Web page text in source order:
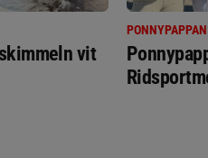
vit
PONNYPAPPAN